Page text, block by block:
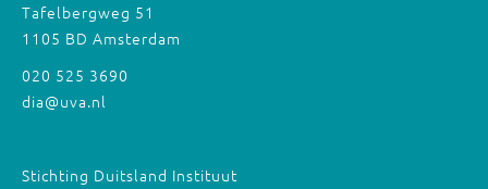
Tafelbergweg 51
1105 BD Amsterdam
020 525 3690
dia@uva.nl
Stichting Duitsland Instituut